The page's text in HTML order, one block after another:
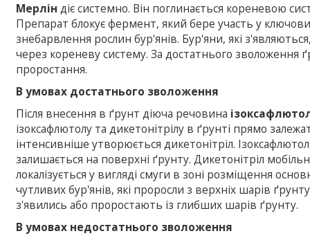
Мерлін діє системно. Він поглинається кореневою
Препарат блокує фермент, який бере участь у
знебарвлення рослин бур'янів. Бур'яни, які
через кореневу систему. За достатнього зволоження
проростання.
В умовах достатнього зволоження
Після внесення в ґрунт діюча речовина
ізоксафлютолу та дикетонітрілу в ґрунті прямо
інтенсивніше утворюється дикетонітріл.
залишається на поверхні ґрунту. Дикетонітріл
локалізується у вигляді смуги в зоні розміщення
чутливих бур'янів, які проросли з верхніх шарів
з'явились або проростають із глибших шарів ґрунту.
В умовах недостатнього зволоження